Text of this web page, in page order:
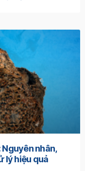
nhân,
lý hiệu quả